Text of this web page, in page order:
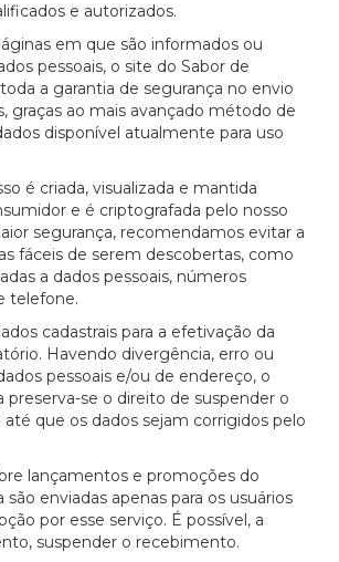
e autorizados.
em que são informados ou
pessoais, o site do Sabor de
a garantia de segurança no envio
graças ao mais avançado método de
disponível atualmente para uso
é criada, visualizada e mantida
e é criptografada pelo nosso
segurança, recomendamos evitar a
fáceis de serem descobertas, como
a dados pessoais, números
telefone.
cadastrais para a efetivação da
Havendo divergência, erro ou
pessoais e/ou de endereço, o
preserva-se o direito de suspender o
que os dados sejam corrigidos pelo
lançamentos e promoções do
são enviadas apenas para os usuários
por esse serviço. É possível, a
suspender o recebimento.